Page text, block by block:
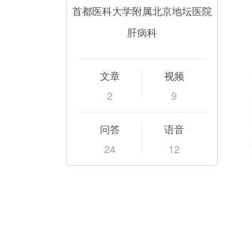
首都医科大学附属北京地坛医院
肝病科
文章
2
视频
9
问答
24
语音
12